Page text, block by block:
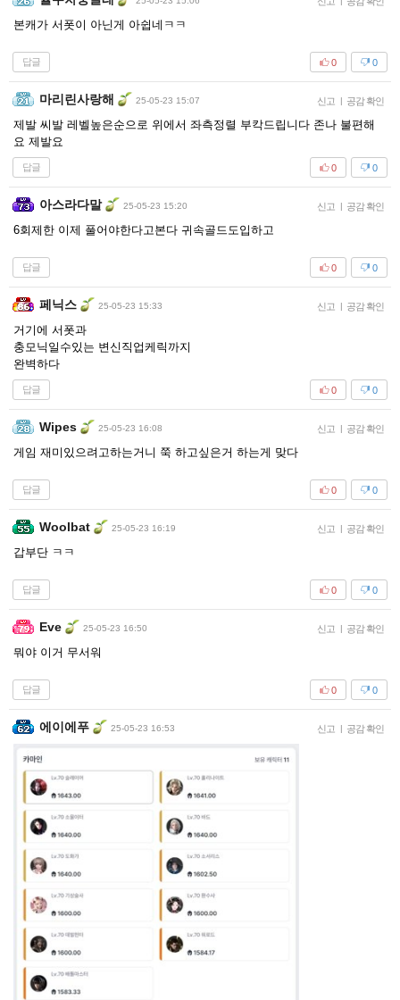
본캐가 서폿이 아닌게 아쉽네ㅋㅋ
답글 0
0
마리린사랑해 25-05-23 15:07 신고 | 공감 확인
제발 씨발 레벨높은순으로 위에서 좌측정렬 부칵드립니다 존나 불편해
요 제발요
답글 0
0
아스라다말 25-05-23 15:20 신고 | 공감 확인
6회제한 이제 풀어야한다고본다 귀속골드도입하고
답글 0
0
페닉스 25-05-23 15:33 신고 | 공감 확인
거기에 서폿과
충모닉일수있는 변신직업케릭까지
완벽하다
답글 0
0
Wipes 25-05-23 16:08 신고 | 공감 확인
게임 재미있으려고하는거니 쭉 하고싶은거 하는게 맞다
답글 0
0
Woolbat 25-05-23 16:19 신고 | 공감 확인
갑부단 ㅋㅋ
답글 0
0
Eve 25-05-23 16:50 신고 | 공감 확인
뭐야 이거 무서워
답글 0
0
에이에푸 25-05-23 16:53 신고 | 공감 확인